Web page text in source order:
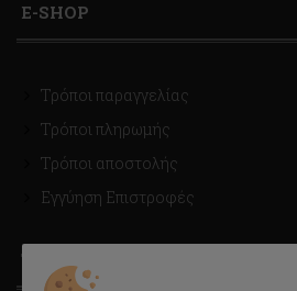
E-SHOP
Τρόποι παραγγελίας
Τρόποι πληρωμής
Τρόποι αποστολής
Εγγύηση Επιστροφές
ΤΡΟΠΟΙ ΑΠΟΣΤΟΛΗΣ